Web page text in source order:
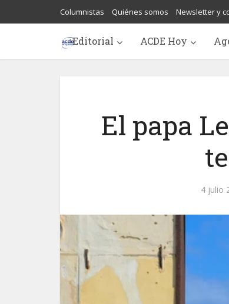
Columnistas Quiénes somos Newsletter y
Editorial ACDE Hoy
El papa
4 julio